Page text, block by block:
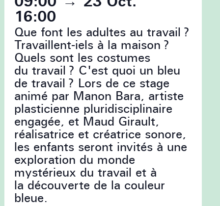
16:00
Que font les adultes au travail ?
Travaillent-iels à la maison ?
Quels sont les costumes
du travail ? C'est quoi un bleu
de travail ? Lors de ce stage
animé par Manon Bara, artiste
plasticienne pluridisciplinaire
engagée, et Maud Girault,
réalisatrice et créatrice sonore,
les enfants seront invités à une
exploration du monde
mystérieux du travail et à
la découverte de la couleur
bleue.